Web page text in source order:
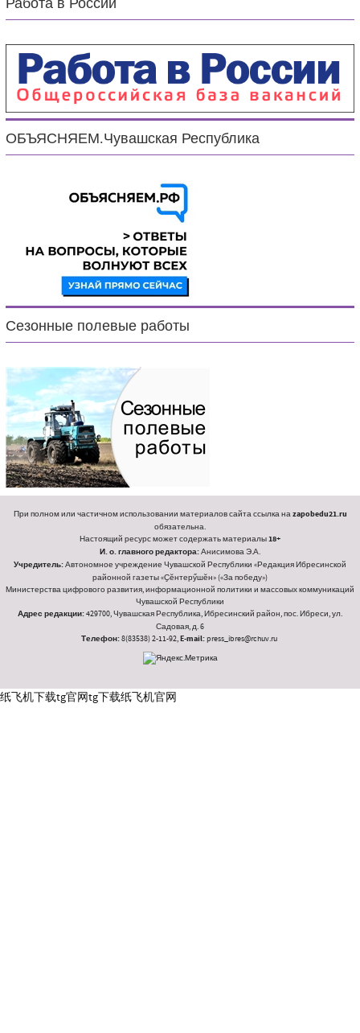
Работа в России
ОБЪЯСНЯЕМ.Чувашская Республика
Сезонные полевые работы
При полном или частичном использовании материалов сайта ссылка наzapobedu21.ru
обязательна.
Настоящий ресурс может содержать материалы18+
И. о. главного редактора:Анисимова Э.А.
Учредитель:Автономное учреждение Чувашской Республики «Редакция Ибресинской
районной газеты «Ҫӗнтерӳшӗн» («За победу»)
Министерства цифрового развития, информационной политики и массовых коммуникаций
Чувашской Республики
Адрес редакции:429700, Чувашская Республика, Ибресинский район, пос. Ибреси, ул.
Садовая, д. 6
Телефон:8(83538) 2-11-92,E-mail:press_ibres@rchuv.ru
纸飞机下载tg官网tg下载纸飞机官网